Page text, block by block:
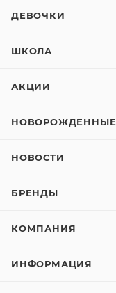
ДЕВОЧКИ
ШКОЛА
АКЦИИ
НОВОРОЖДЕННЫЕ
НОВОСТИ
БРЕНДЫ
КОМПАНИЯ
ИНФОРМАЦИЯ